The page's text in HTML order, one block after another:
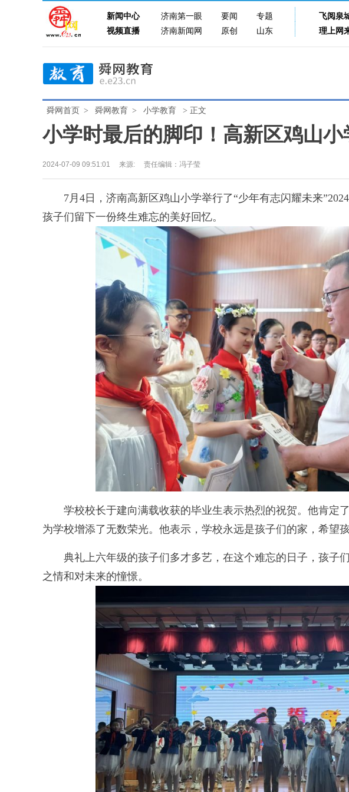
新闻中心 济南第一眼 要闻 专题 飞阅泉
视频直播
济南新闻网 原创 山东 理上网
舜网首页 > 舜网教育 > 小学教育 > 正文
小学时最后的脚印！高新区鸡山
2024-07-09 09:51:01 来源: 责任编辑：冯子莹
7月4日，济南高新区鸡山小学举行了“少年有志闪耀未来
孩子们留下一份终生难忘的美好回忆。
学校校长于建向满载收获的毕业生表示热烈的祝贺。他肯定
为学校增添了无数荣光。他表示，学校永远是孩子们的家，希望
典礼上六年级的孩子们多才多艺，在这个难忘的日子，孩子
之情和对未来的憧憬。